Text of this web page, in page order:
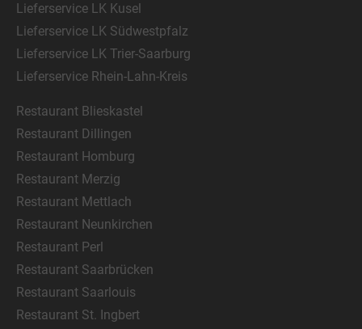
Lieferservice LK Kusel
Lieferservice LK Südwestpfalz
Lieferservice LK Trier-Saarburg
Lieferservice Rhein-Lahn-Kreis
Restaurant Blieskastel
Restaurant Dillingen
Restaurant Homburg
Restaurant Merzig
Restaurant Mettlach
Restaurant Neunkirchen
Restaurant Perl
Restaurant Saarbrücken
Restaurant Saarlouis
Restaurant St. Ingbert